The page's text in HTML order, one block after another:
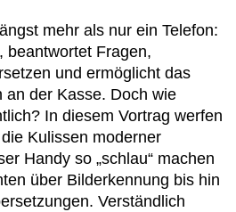
mehr als nur ein Telefon:
beantwortet Fragen,
und ermöglicht das
an der Kasse. Doch wie
In diesem Vortrag werfen
Kulissen moderner
Handy so „schlau“ machen
über Bilderkennung bis hin
Verständlich